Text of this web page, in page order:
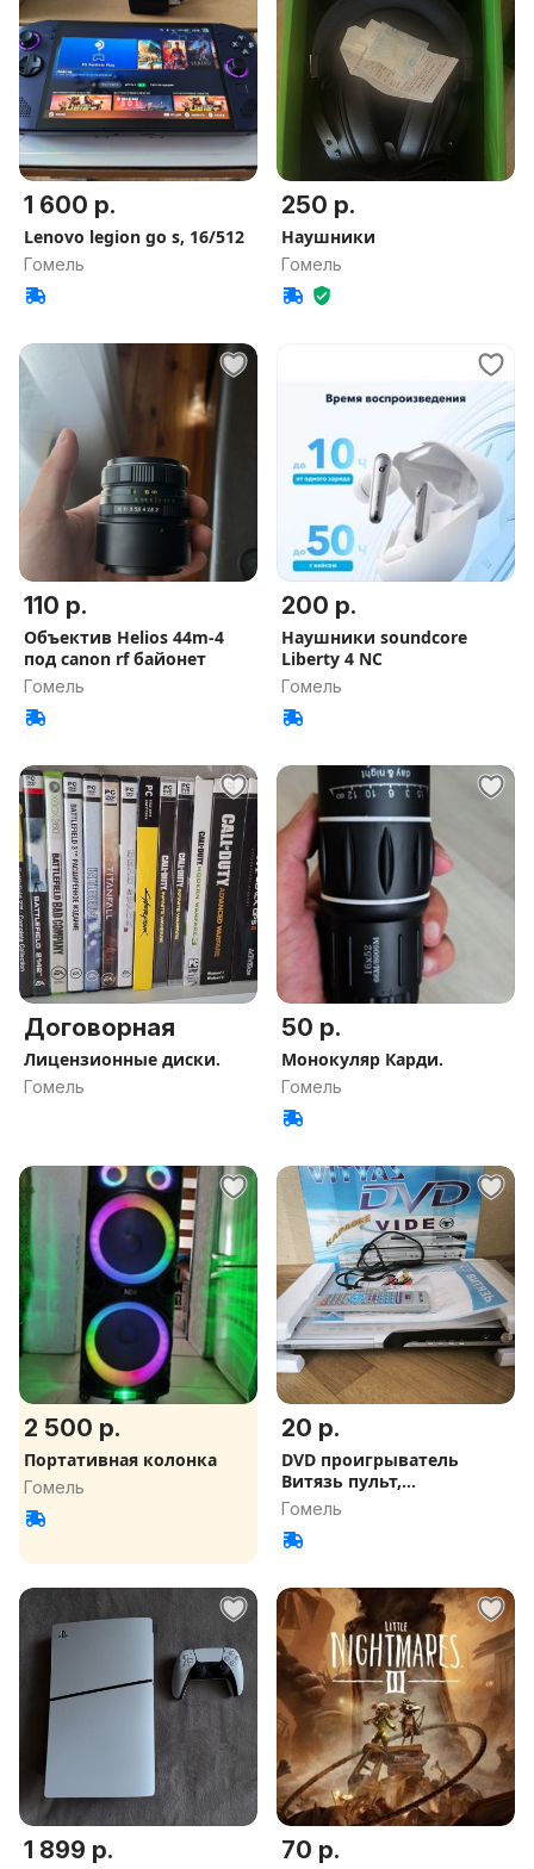
1 600 р.
Lenovo legion go s, 16/512
Гомель
250 р.
Наушники
Гомель
110 р.
Объектив Helios 44m-4
под canon rf байонет
Гомель
200 р.
Наушники soundcore
Liberty 4 NC
Гомель
Договорная
Лицензионные диски.
Гомель
50 р.
Монокуляр Карди.
Гомель
2 500 р.
Портативная колонка
Гомель
20 р.
DVD проигрыватель
Витязь пульт,
инструкция, шнуры
Гомель
1 899 р. 70 р.